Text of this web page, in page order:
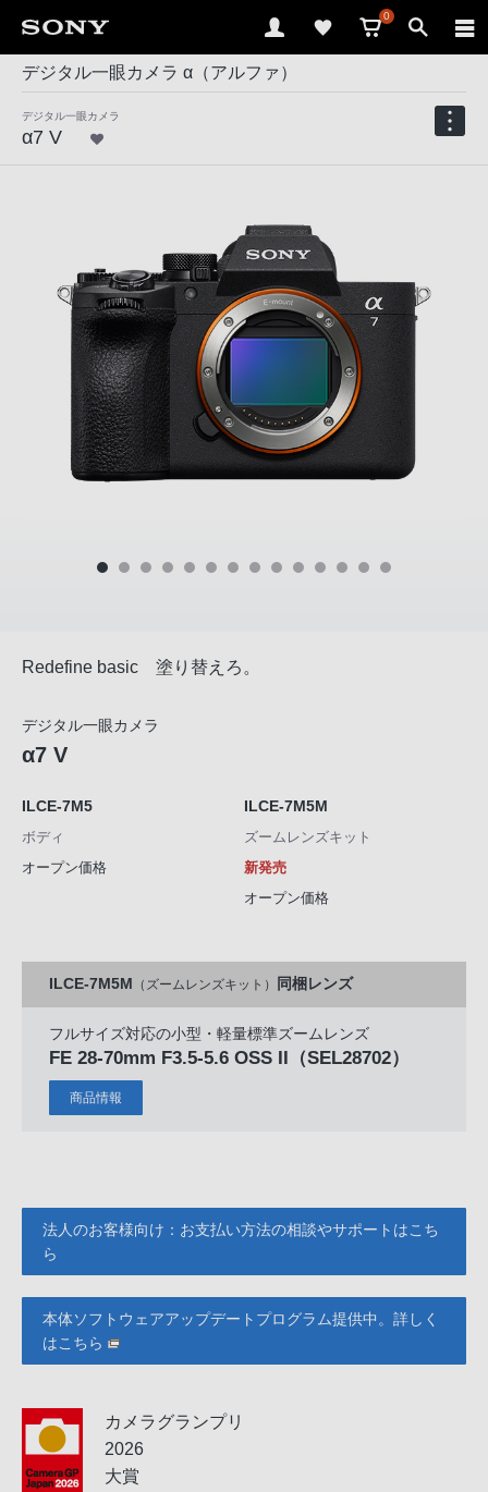
0
デジタル一眼カメラ α（アルファ）
デジタル一眼カメラ
α7 V
Redefine basic 塗り替えろ。
デジタル一眼カメラ
α7 V
ILCE-7M5
ボディ
オープン価格
ILCE-7M5M
ズームレンズキット
新発売
オープン価格
ILCE-7M5M （ズームレンズキット） 同梱レンズ
フルサイズ対応の小型・軽量標準ズームレンズ
FE 28-70mm F3.5-5.6 OSS II （SEL28702）
商品情報
法人のお客様向け：お支払い方法の相談やサポートはこち
ら
本体ソフトウェアアップデートプログラム提供中。詳しく
はこちら
カメラグランプリ
2026
大賞